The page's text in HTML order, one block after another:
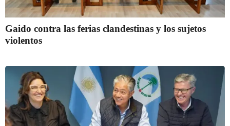
Gaido contra las ferias clandestinas y los sujetos
violentos